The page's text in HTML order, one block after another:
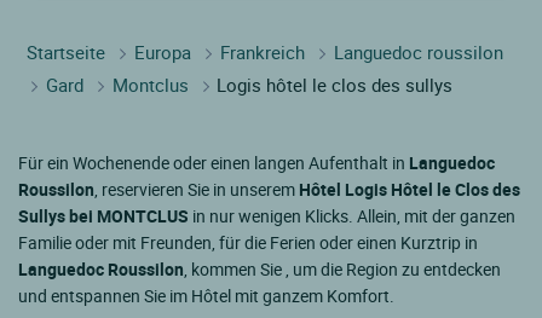
Startseite Europa Frankreich
Languedoc roussilon
Gard
Montclus Logis hôtel le clos des sullys
Für ein Wochenende oder einen langen Aufenthalt in Languedoc
Roussilon, reservieren Sie in unserem Hôtel Logis Hôtel le Clos des
Sullys bei MONTCLUS in nur wenigen Klicks. Allein, mit der ganzen
Familie oder mit Freunden, für die Ferien oder einen Kurztrip in
Languedoc Roussilon, kommen Sie , um die Region zu entdecken
und entspannen Sie im Hôtel mit ganzem Komfort.